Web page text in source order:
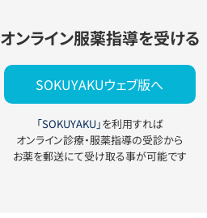
オンライン服薬指導を受ける
SOKUYAKUウェブ版へ
「SOKUYAKU」を利用すれば
オンライン診療・服薬指導の受診から
お薬を郵送にて受け取る事が可能です